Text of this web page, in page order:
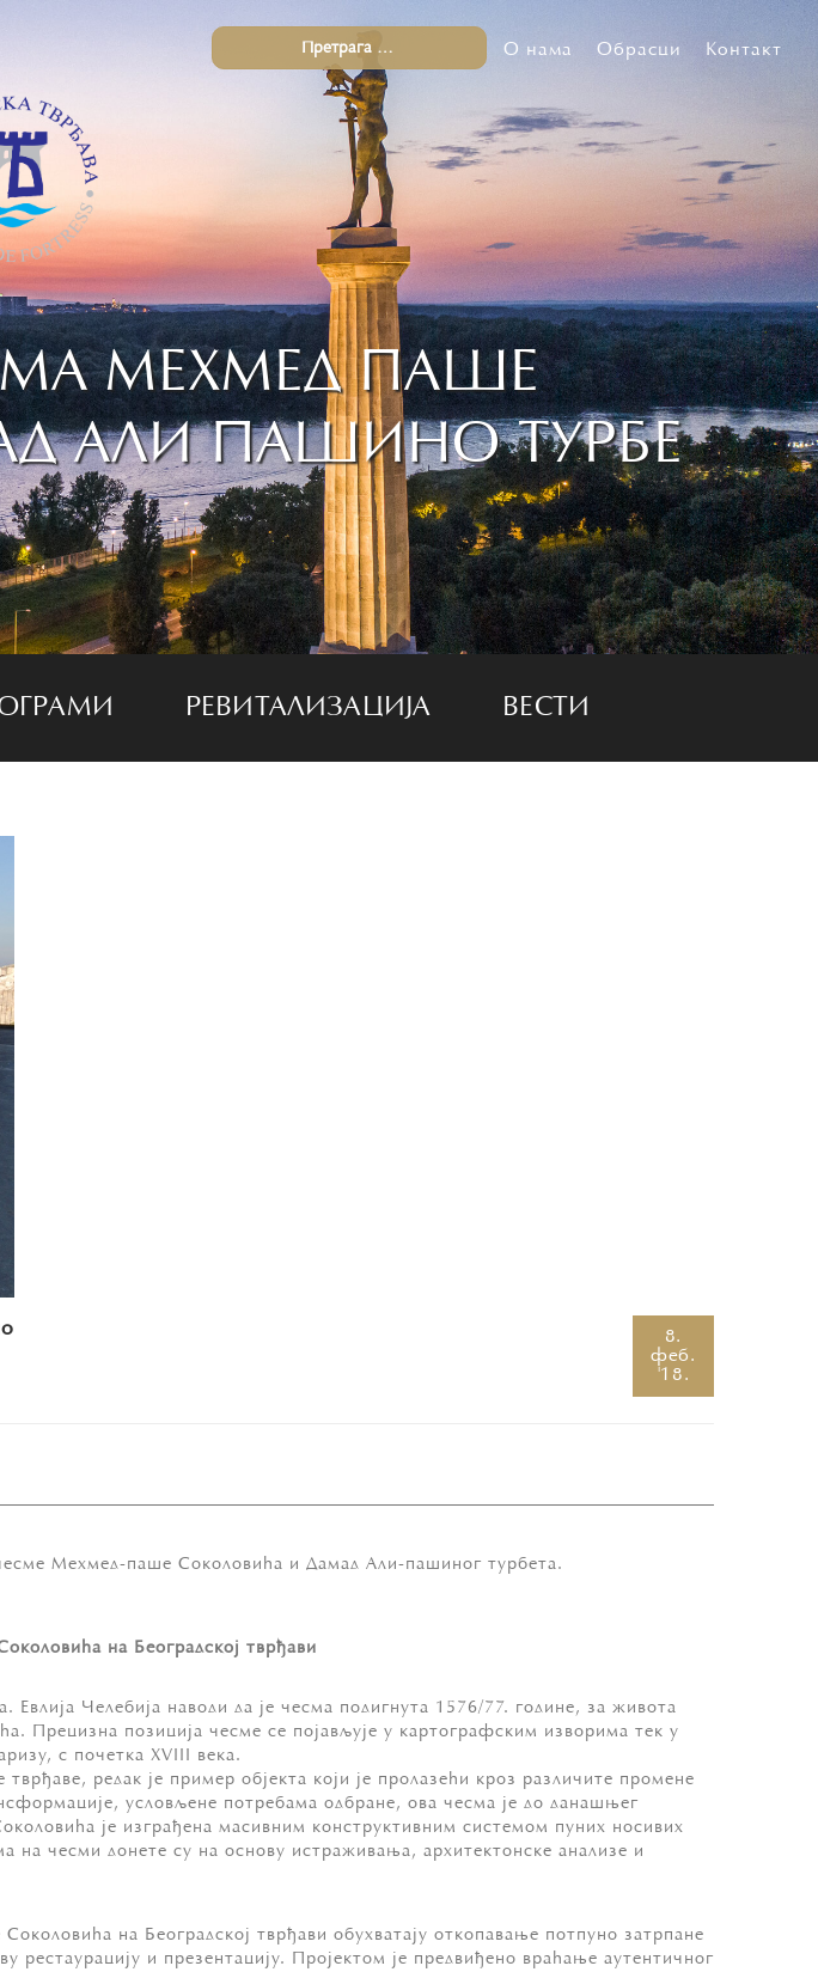
О нама Обрасци Контакт
МЕХМЕД ПАШЕ
AЛИ ПАШИНО ТУРБЕ
РЕВИТАЛИЗАЦИЈА ВЕСТИ
8.
феб.
'18.
Мехмед-паше Соколовића и Дамад Али-пашиног турбета.
на Београдској тврђави
Челебија наводи да је чесма подигнута 1576/77. године, за живота
Прецизна позиција чесме се појављује у картографским изворима тек у
с почетка XVIII века.
редак је пример објeкта који је пролазећи кроз различите промене
условљене потребама одбране, ова чесма је до данашњег
је изграђена масивним конструктивним системом пуних носивих
на чесми донете су на основу истраживања, архитектонске анализе и
на Београдској тврђави обухватају откопавање потпуно затрпане
и презентацију. Пројектом је предвиђено враћање аутентичног